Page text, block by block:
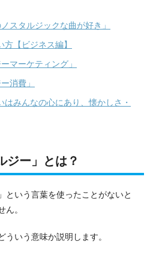
スタルジックな曲が好き」
方【ビジネス編】
マーケティング」
消費」
はみんなの心にあり、懐かしさ・
ジー」とは？
という言葉を使ったことがないと
ん。
ういう意味か説明します。